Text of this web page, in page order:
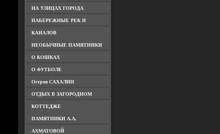
НА УЛИЦАХ ГОРОДА
НАБЕРЕЖНЫЕ РЕК И
КАНАЛОВ
НЕОБЫЧНЫЕ ПАМЯТНИКИ
О КОШКАХ
О ФУТБОЛЕ
Остров САХАЛИН
ОТДЫХ В ЗАГОРОДНОМ
КОТТЕДЖЕ
ПАМЯТНИКИ А.А.
АХМАТОВОЙ